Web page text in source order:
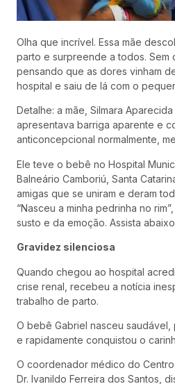
Olha que incrível. Essa mãe
parto e surpreende a todos. Sem
pensando que as dores vinham
hospital e saiu de lá com o
Detalhe: a mãe, Silmara
apresentava barriga aparente e
anticoncepcional normalmente,
Ele teve o bebê no Hospital
Balneário Camboriú, Santa
amigas que se uniram e deram
“Nasceu a minha pedrinha no
susto e da emoção. Assista
Gravidez silenciosa
Quando chegou ao hospital
crise renal, recebeu a notícia
trabalho de parto.
O bebê Gabriel nasceu saudável,
e rapidamente conquistou o
O coordenador médico do
Dr. Ivanildo Ferreira dos Santos,